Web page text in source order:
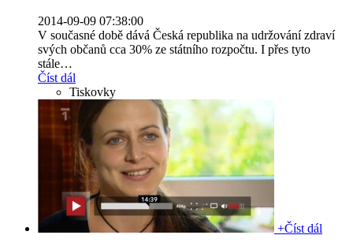
2014-09-09 07:38:00
V současné době dává Česká republika na udržování zdraví
svých občanů cca 30% ze státního rozpočtu. I přes tyto
stále…
Číst dál
Tiskovky
+Číst dál